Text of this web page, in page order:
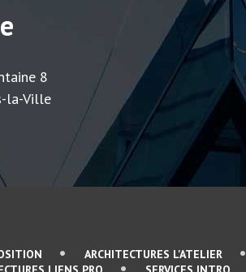
8
la-Ville
ARCHITECTURES L'ATELIER